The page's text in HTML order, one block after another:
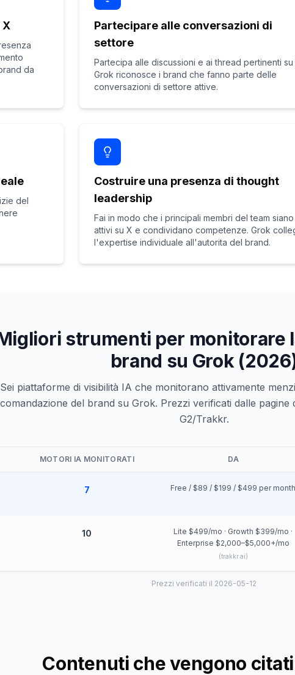
X
da
Partecipare alle conversazioni di
settore
Partecipa alle discussioni e ai thread pertinenti su
Grok riconosce i brand che fanno parte delle
conversazioni di settore attive.
del
Costruire una presenza di thought
leadership
Fai in modo che i principali membri del team siano
attivi su X e condividano competenze. Grok
l'expertise individuale all'autorita del brand.
strumenti per monitorare
brand su Grok
Sei piattaforme di visibilità IA che monitorano attivamente
del brand su Grok. Prezzi verificati dalle pagine
G2/Trakkr.
MOTORI IA MONITORATI DA
7 Free / $89 / $199 / $499 per month
10
Lite $499/mo · Growth $399/mo ·
Enterprise $2,000–$5,000+/mo
(trakkr.ai)
Prezzi verificati il 2026-05-12
Contenuti che vengono